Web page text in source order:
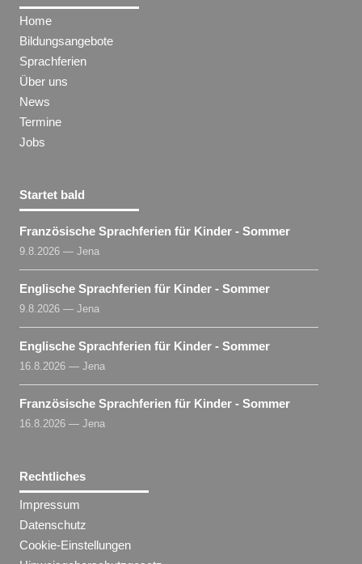
Home
Bildungsangebote
Sprachferien
Über uns
News
Termine
Jobs
Startet bald
Französische Sprachferien für Kinder - Sommer
9.8.2026 — Jena
Englische Sprachferien für Kinder - Sommer
9.8.2026 — Jena
Englische Sprachferien für Kinder - Sommer
16.8.2026 — Jena
Französische Sprachferien für Kinder - Sommer
16.8.2026 — Jena
Rechtliches
Impressum
Datenschutz
Cookie-Einstellungen